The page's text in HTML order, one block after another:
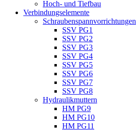
Hoch- und Tiefbau
Verbindungselemente
Schraubenspannvorrichtungen
SSV PG1
SSV PG2
SSV PG3
SSV PG4
SSV PG5
SSV PG6
SSV PG7
SSV PG8
Hydraulikmuttern
HM PG9
HM PG10
HM PG11